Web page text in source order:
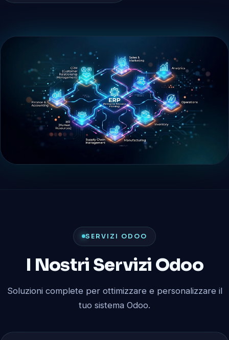
SERVIZI ODOO
I Nostri Servizi Odoo
Soluzioni complete per ottimizzare e personalizzare il
tuo sistema Odoo.